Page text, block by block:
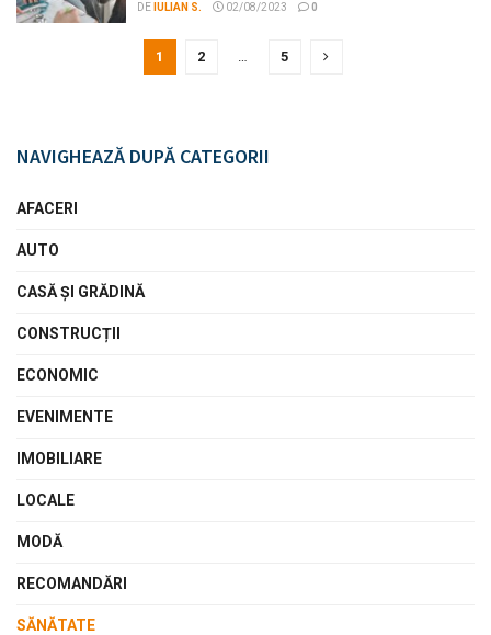
DE IULIAN S. 02/08/2023 0
1 2 5
NAVIGHEAZĂ DUPĂ CATEGORII
AFACERI
AUTO
CASĂ ŞI GRĂDINĂ
CONSTRUCȚII
ECONOMIC
EVENIMENTE
IMOBILIARE
LOCALE
MODĂ
RECOMANDĂRI
SĂNĂTATE